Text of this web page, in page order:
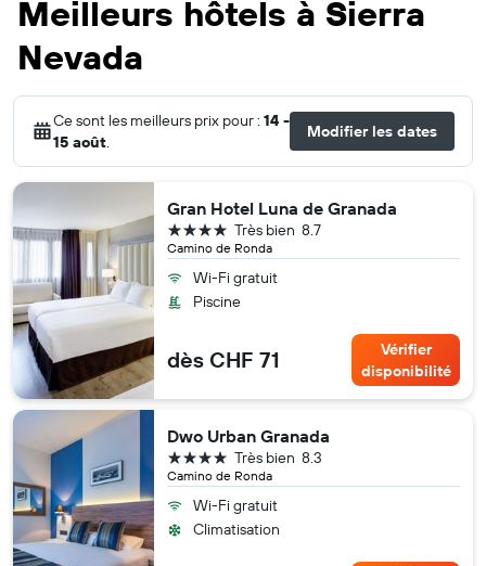
Meilleurs hôtels à Sierra
Nevada
Ce sont les meilleurs prix pour : 14 -
15 août.
Modifier les dates
Gran Hotel Luna de Granada
Camino de Ronda
8.7
Très bien
4 étoiles
Wi-Fi gratuit
Piscine
dès CHF 71
Vérifier
disponibilité
Dwo Urban Granada
Camino de Ronda
8.3
Très bien
4 étoiles
Wi-Fi gratuit
Climatisation